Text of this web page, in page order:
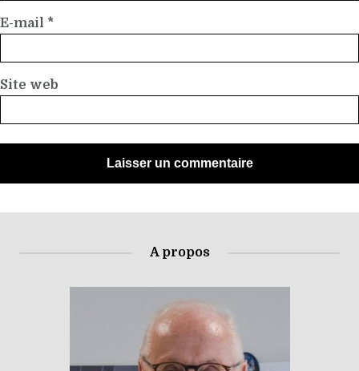
E-mail *
Site web
A propos